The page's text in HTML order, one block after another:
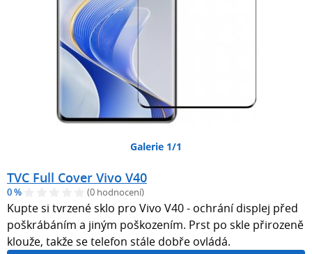
Galerie 1/1
TVC Full Cover Vivo V40
0 % (0 hodnocení)
Kupte si tvrzené sklo pro Vivo V40 - ochrání displej před
poškrábáním a jiným poškozením. Prst po skle přirozeně
klouže, takže se telefon stále dobře ovládá.